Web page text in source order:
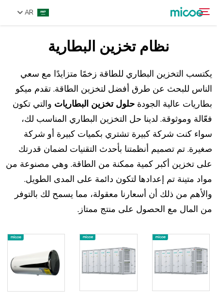
AR
المنتجات
حل
الدعم والخدمات
مركز الإعلام
اتصل بنا
نظام تخزين البطارية
يكتسب التخزين البطاري للطاقة زخمًا متزايدًا مع سعي
الناس للبحث عن طرق أفضل لتخزين الطاقة. تقدم ميكو
بطاريات عالية الجودة حلول تخزين البطاريات والتي تكون
فعّالة وموثوقة. لدينا حل التخزين البطاري المناسب لك،
سواء كنت شركة كبيرة تشتري بكميات كبيرة أو شركة
صغيرة. تم تصميم أنظمتنا بأحدث التقنيات لضمان قدرتك
على تخزين أكبر كمية ممكنة من الطاقة. وهي مصنوعة من
مواد متينة تم إعدادها لتكون دائمة على المدى الطويل.
والأهم من ذلك أن أسعارنا معقولة، مما يسمح لك بالتوفر
من المال مع الحصول على منتج ممتاز.